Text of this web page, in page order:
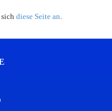
diese Seite an